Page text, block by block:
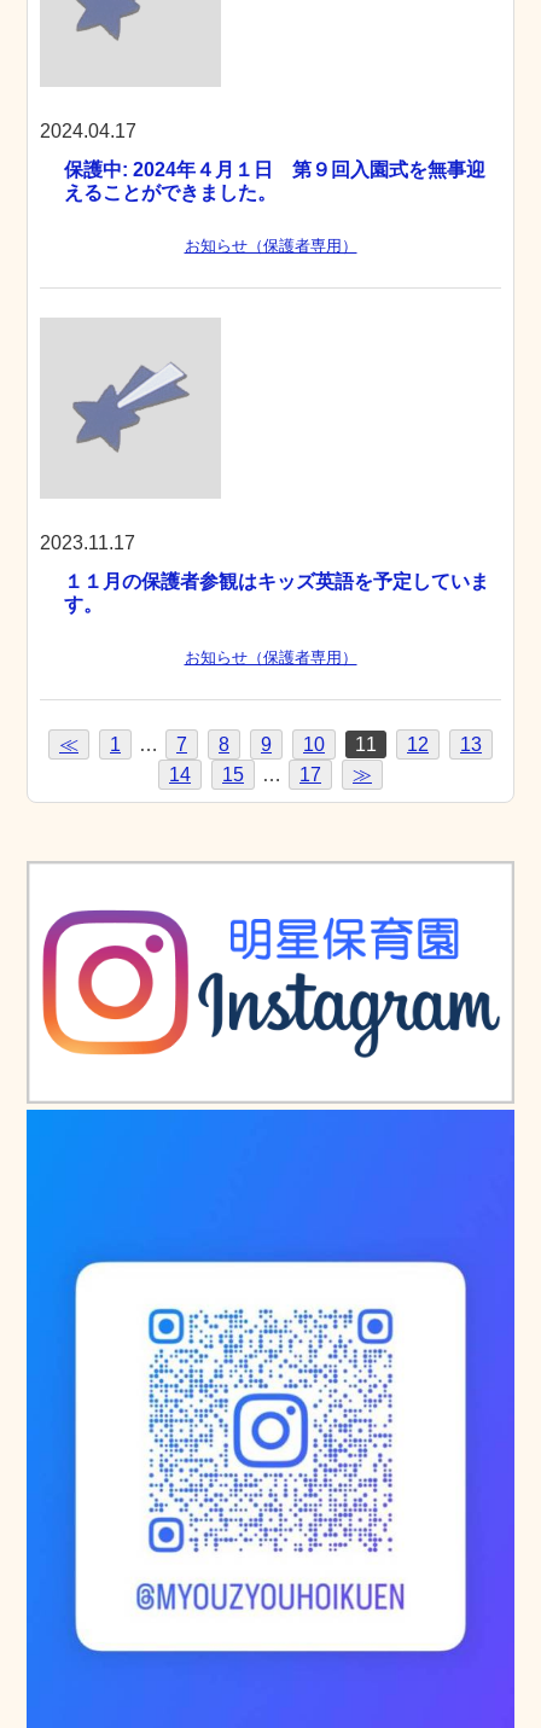
2024.04.17
保護中: 2024年４月１日 第９回入園式を無事迎
えることができました。
お知らせ（保護者専用）
2023.11.17
１１月の保護者参観はキッズ英語を予定していま
す。
お知らせ（保護者専用）
≪ 1 … 7 8 9 10 11 12
13
14
15 … 17 ≫